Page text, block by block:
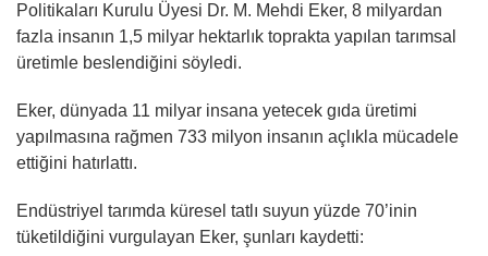
Politikaları Kurulu Üyesi Dr. M. Mehdi Eker, 8 milyardan
fazla insanın 1,5 milyar hektarlık toprakta yapılan tarımsal
üretimle beslendiğini söyledi.
Eker, dünyada 11 milyar insana yetecek gıda üretimi
yapılmasına rağmen 733 milyon insanın açlıkla mücadele
ettiğini hatırlattı.
Endüstriyel tarımda küresel tatlı suyun yüzde 70’inin
tüketildiğini vurgulayan Eker, şunları kaydetti: